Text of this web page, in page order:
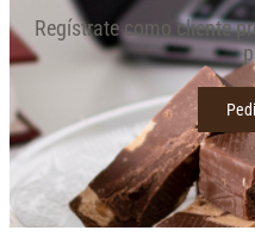
Regístrate como cliente